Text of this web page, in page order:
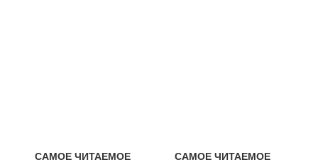
САМОЕ ЧИТАЕМОЕ
САМОЕ ЧИТАЕМОЕ